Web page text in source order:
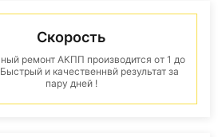
Скорость
ремонт АКПП производится от 1 до
и качественнвй результат за
пару дней !